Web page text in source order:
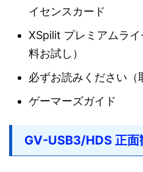
イセンスカード
XSpilit プレミアムラ
料お試し）
必ずお読みください（
ゲーマーズガイド
GV-USB3/HDS 正面